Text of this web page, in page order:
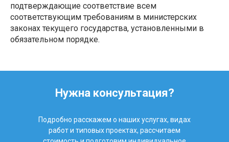
подтверждающие соответствие всем
соответствующим требованиям в министерских
законах текущего государства, установленными в
обязательном порядке.
Нужна консультация?
Подробно расскажем о наших услугах, видах
работ и типовых проектах, рассчитаем